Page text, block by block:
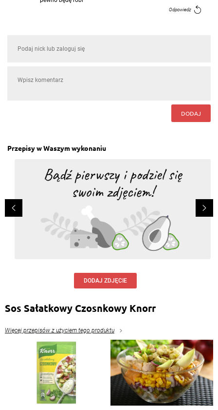
Odpowiedz
DODAJ
Przepisy w Waszym wykonaniu
DODAJ ZDJĘCIE
Sos Sałatkowy Czosnkowy Knorr
Więcej przepisów z użyciem tego produktu